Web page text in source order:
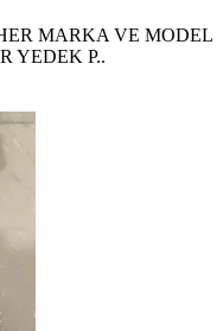
MARKA VE MODEL
YEDEK P..